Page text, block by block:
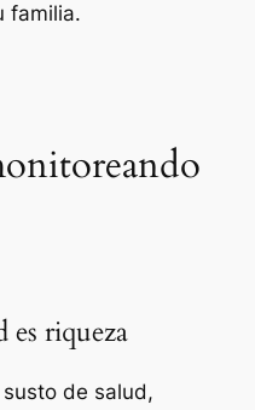
familia.
es riqueza
de salud,